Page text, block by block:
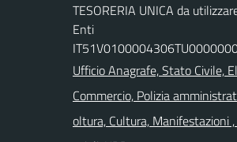
TESORERIA UNICA da
Enti
Ufficio Anagrafe, Stato Civile,
Commercio, Polizia
oltura, Cultura, Manifestazioni ,